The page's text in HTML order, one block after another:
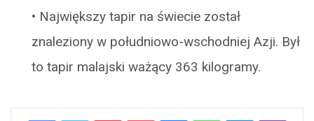
• Największy tapir na świecie został
znaleziony w południowo-wschodniej Azji. Był
to tapir malajski ważący 363 kilogramy.